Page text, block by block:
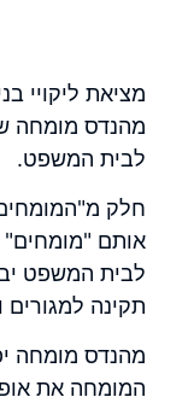
מציאת ליקויי
מהנדס מומחה
לבית המשפט.
חלק
אותם "מומחים"
לבית המשפט
תקינה
מהנדס מומחה
המומחה את